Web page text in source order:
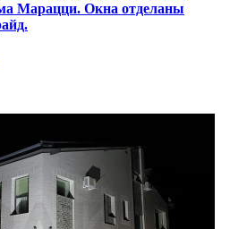
Марацци. Окна отделаны